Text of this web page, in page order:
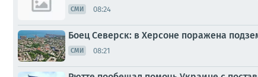
СМИ 08:24
Боец Северск: в Херсоне поражена
СМИ 08:21